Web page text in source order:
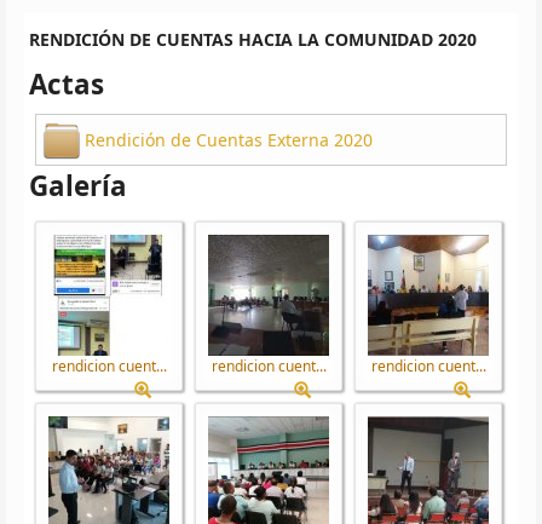
RENDICIÓN DE CUENTAS HACIA LA COMUNIDAD 2020
Actas
Rendición de Cuentas Externa 2020
Galería
rendicion cuent... rendicion cuent... rendicion cuent...